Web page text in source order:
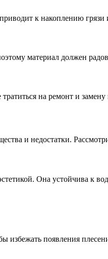
к накоплению грязи
материал должен
на ремонт и
и недостатки.
Она устойчива к
избежать появления